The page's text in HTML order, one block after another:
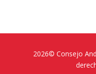
2026© Consejo